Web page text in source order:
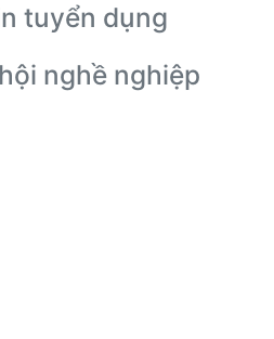
tuyển dụng
nghề nghiệp